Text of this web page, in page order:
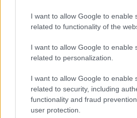
I want to allow Google to enable
related to functionality of the
I want to allow Google to enable
related to personalization.
I want to allow Google to enable
related to security, including
functionality and fraud
user protection.